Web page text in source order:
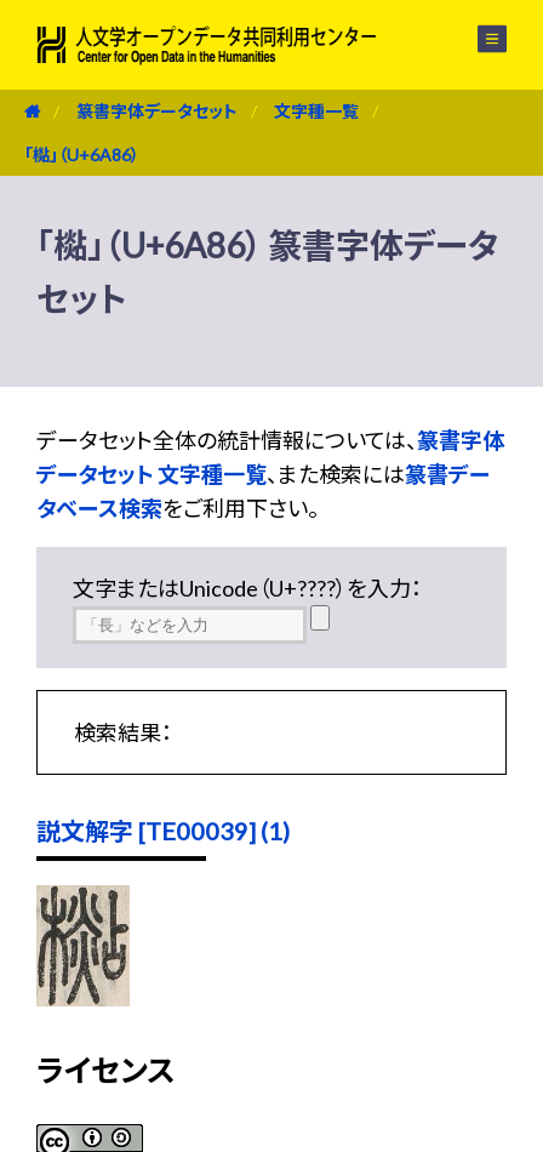
篆書字体データセット 文字種一覧
「檆」（U+6A86）
「檆」（U+6A86） 篆書字体データ
セット
データセット全体の統計情報については、篆書字体
データセット 文字種一覧、また検索には篆書デー
タベース検索をご利用下さい。
文字またはUnicode（U+????）を入力：
検索結果：
説文解字 [TE00039] (1)
ライセンス